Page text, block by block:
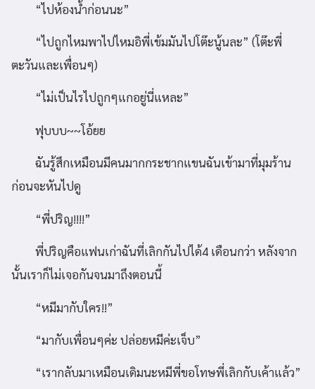
“ไปห้องน้ำก่อนนะ”
“ไปถูกไหมพาไปไหมอิพี่เข้มมันไปโต๊ะนู้นละ” (โต๊ะพี่
ตะวันและเพื่อนๆ)
“ไม่เป็นไรไปถูกๆแกอยู่นี่แหละ”
ฟุบบบ~~โอ้ยย
ฉันรู้สึกเหมือนมีคนมากกระชากแขนฉันเข้ามาที่มุมร้าน
ก่อนจะหันไปดู
“พี่ปริญ!!!!”
พี่ปริญคือแฟนเก่าฉันที่เลิกกันไปได้4 เดือนกว่า หลังจาก
นั้นเราก็ไม่เจอกันจนมาถึงตอนนี้
“หมีมากับใคร!!”
“มากับเพื่อนๆค่ะ ปล่อยหมีค่ะเจ็บ”
“เรากลับมาเหมือนเดิมนะหมีพี่ขอโทษพี่เลิกกับเค้าแล้ว”